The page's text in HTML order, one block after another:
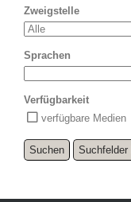
Zweigstelle
Sprachen
Verfügbarkeit
verfügbare Medien